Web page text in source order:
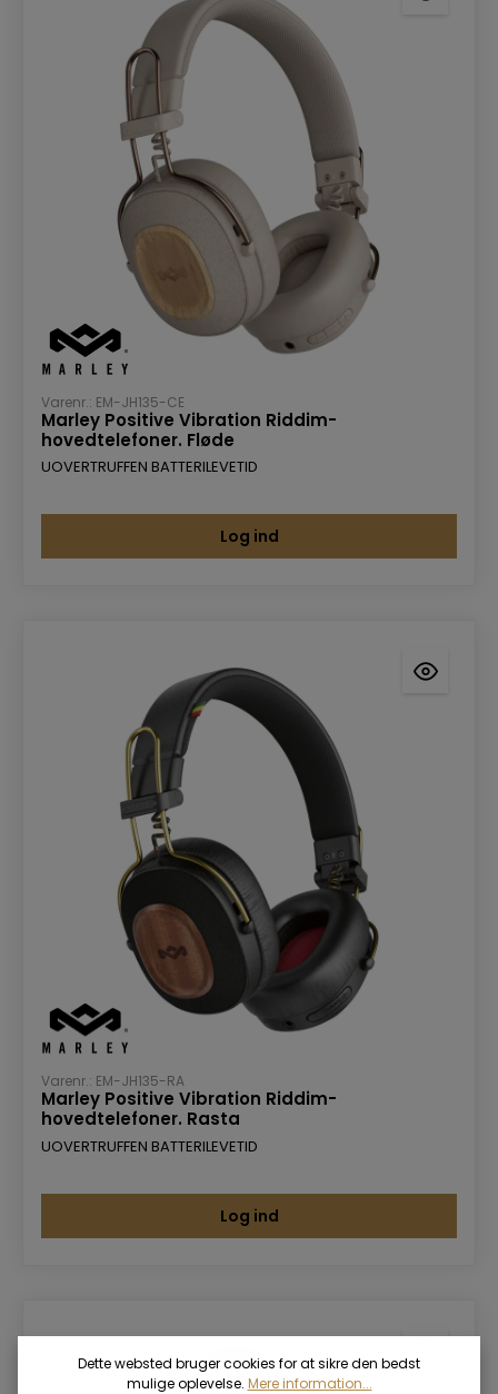
Varenr.: EM-JH135-CE
Marley Positive Vibration Riddim-
hovedtelefoner. Fløde
UOVERTRUFFEN BATTERILEVETID
Log ind
Varenr.: EM-JH135-RA
Marley Positive Vibration Riddim-
hovedtelefoner. Rasta
UOVERTRUFFEN BATTERILEVETID
Log ind
Dette websted bruger cookies for at sikre den bedst
mulige oplevelse. Mere information...